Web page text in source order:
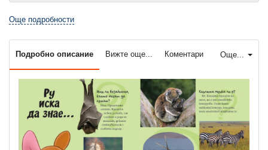
Още подробности
Още...
Подробно описание Вижте още... Коментари